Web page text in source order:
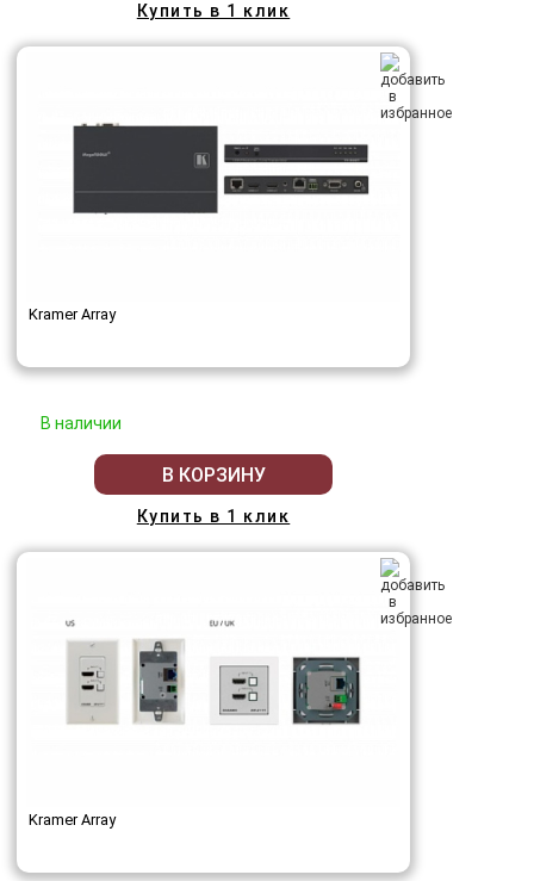
Купить в 1 клик
Kramer Array
В наличии
В КОРЗИНУ
Купить в 1 клик
Kramer Array